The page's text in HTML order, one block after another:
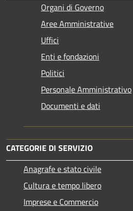
Organi di Governo
Aree Amministrative
Uffici
Enti e fondazioni
Politici
Personale Amministrativo
Documenti e dati
CATEGORIE DI SERVIZIO
Anagrafe e stato civile
Cultura e tempo libero
Imprese e Commercio